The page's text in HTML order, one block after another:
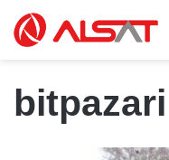
bitpazari